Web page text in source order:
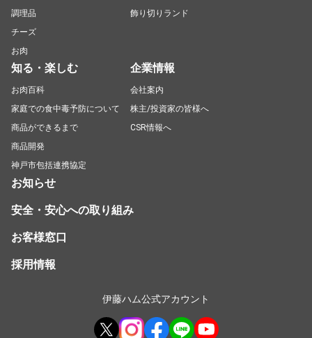
調理品
チーズ
お肉
飾り切りランド
知る・楽しむ
お肉百科
家庭での食中毒予防について
商品ができるまで
商品開発
神戸市包括連携協定
企業情報
会社案内
株主/投資家の皆様へ
CSR情報へ
お知らせ
安全・安心への取り組み
お客様窓口
採用情報
伊藤ハム公式アカウント